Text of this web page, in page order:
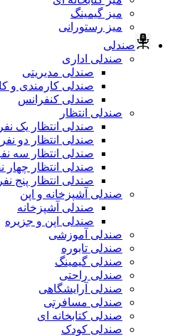
میز گیمینگ
میز رستورانی
صندلی
صندلی اداری
صندلی مدیریتی
صندلی کارمندی و کارشناسی
صندلی کنفرانس
صندلی انتظار
صندلی انتظار یک نفره
صندلی انتظار دو نفره
صندلی انتظار سه نفره
صندلی انتظار چهار نفره
صندلی انتظار پنج نفره
صندلی آشپزخانه و اپن
صندلی آشپزخانه
صندلی اپن و جزیره
صندلی آموزشی
صندلی تابوره
صندلی گیمینگ
صندلی راحتی
صندلی آرایشگاهی
صندلی مسافرتی
صندلی کتابخانه ای
صندلی کودک